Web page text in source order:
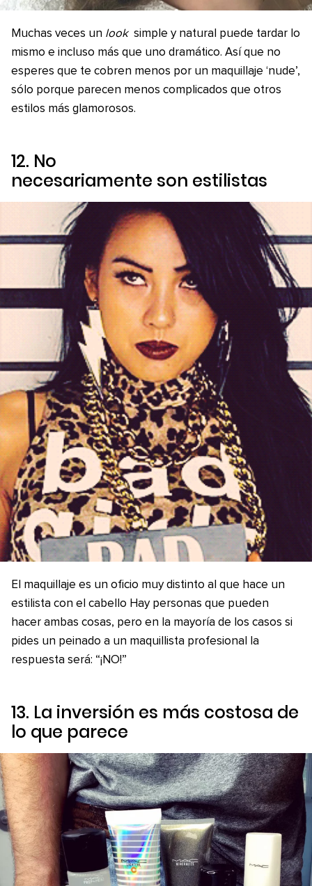
Muchas veces un look simple y natural puede tardar lo
mismo e incluso más que uno dramático. Así que no
esperes que te cobren menos por un maquillaje ‘nude’,
sólo porque parecen menos complicados que otros
estilos más glamorosos.
12. No
necesariamente son estilistas
El maquillaje es un oficio muy distinto al que hace un
estilista con el cabello Hay personas que pueden
hacer ambas cosas, pero en la mayoría de los casos si
pides un peinado a un maquillista profesional la
respuesta será: “¡NO!”
13. La inversión es más costosa de
lo que parece